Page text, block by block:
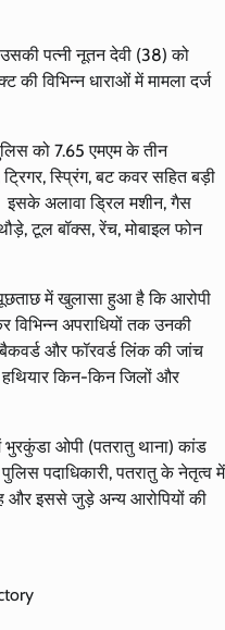
पत्नी नूतन देवी (38) को
की विभिन्न धाराओं में मामला दर्ज
को 7.65 एमएम के तीन
ट्रिगर, स्प्रिंग, बट कवर सहित बड़ी
इसके अलावा ड्रिल मशीन, गैस
टूल बॉक्स, रेंच, मोबाइल फोन
में खुलासा हुआ है कि आरोपी
अपराधियों तक उनकी
और फॉरवर्ड लिंक की जांच
किन-किन जिलों और
ओपी (पतरातु थाना) कांड
पदाधिकारी, पतरातु के नेतृत्व में
और इससे जुड़े अन्य आरोपियों की